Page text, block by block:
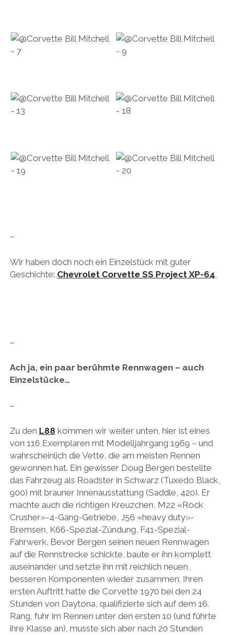
–
Wir haben doch noch ein Einzelstück mit guter
Geschichte: Chevrolet Corvette SS Project XP-64.
–
Ach ja, ein paar berühmte Rennwagen – auch
Einzelstücke…
–
Zu den L88 kommen wir weiter unten, hier ist eines
von 116 Exemplaren mit Modelljahrgang 1969 – und
wahrscheinlich die Vette, die am meisten Rennen
gewonnen hat. Ein gewisser Doug Bergen bestellte
das Fahrzeug als Roadster in Schwarz (Tuxedo Black,
900) mit brauner Innenausstattung (Saddle, 420). Er
machte auch die richtigen Kreuzchen, M22 «Rock
Crusher»-4-Gang-Getriebe, J56 «heavy duty»-
Bremsen, K66-Spezial-Zündung, F41-Spezial-
Fahrwerk. Bevor Bergen seinen neuen Rennwagen
auf die Rennstrecke schickte, baute er ihn komplett
auseinander und setzte ihn mit reichlich neuen,
besseren Komponenten wieder zusammen. Ihren
ersten Auftritt hatte die Corvette 1970 bei den 24
Stunden von Daytona, qualifizierte sich auf dem 16.
Rang, fuhr im Rennen unter den ersten 10 (und führte
ihre Klasse an), musste sich aber nach 20 Stunden